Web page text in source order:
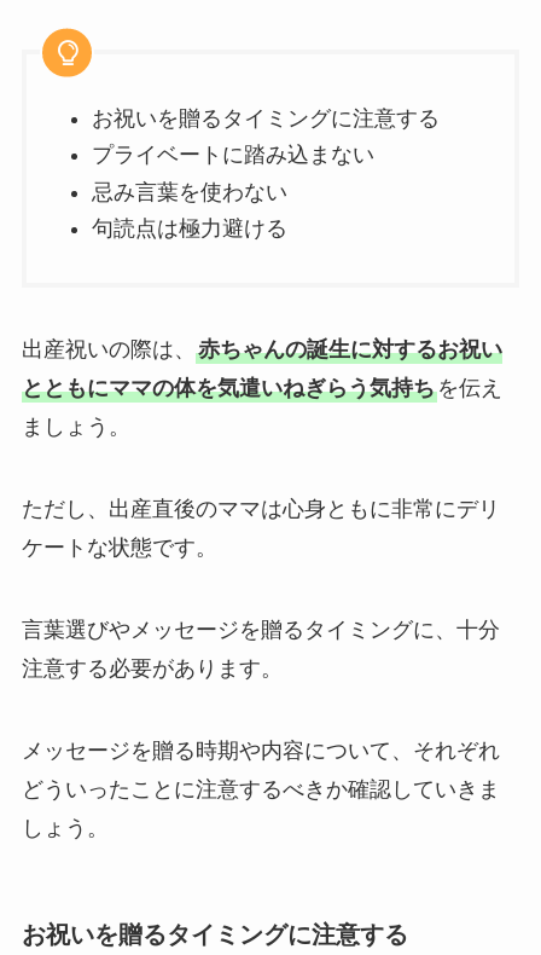
弔電を選ぶ
ベーシック
プリザーブドフラワー
西陣織物
思いやり電報
よくご利用いただく弔電
お祝いを贈るタイミングに注意する
プライベートに踏み込まない
忌み言葉を使わない
句読点は極力避ける
出産祝いの際は、 赤ちゃんの誕生に対するお祝い
とともにママの体を気遣いねぎらう気持ちを伝え
ましょう。
ただし、出産直後のママは心身ともに非常にデリ
ケートな状態です。
言葉選びやメッセージを贈るタイミングに、十分
注意する必要があります。
メッセージを贈る時期や内容について、それぞれ
どういったことに注意するべきか確認していきま
しょう。
お祝いを贈るタイミングに注意する